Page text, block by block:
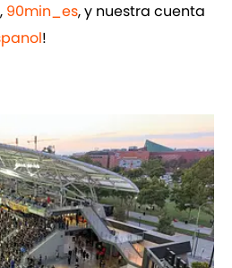
90min_es, y nuestra cuenta
!